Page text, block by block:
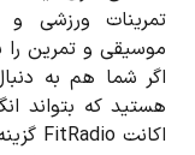
تمرینات ورزشی
موسیقی و تمرین را
اگر شما هم به
هستید که بتواند
اکانت FitRadio گزینه‌ای عالی برای شما خواهد بود.